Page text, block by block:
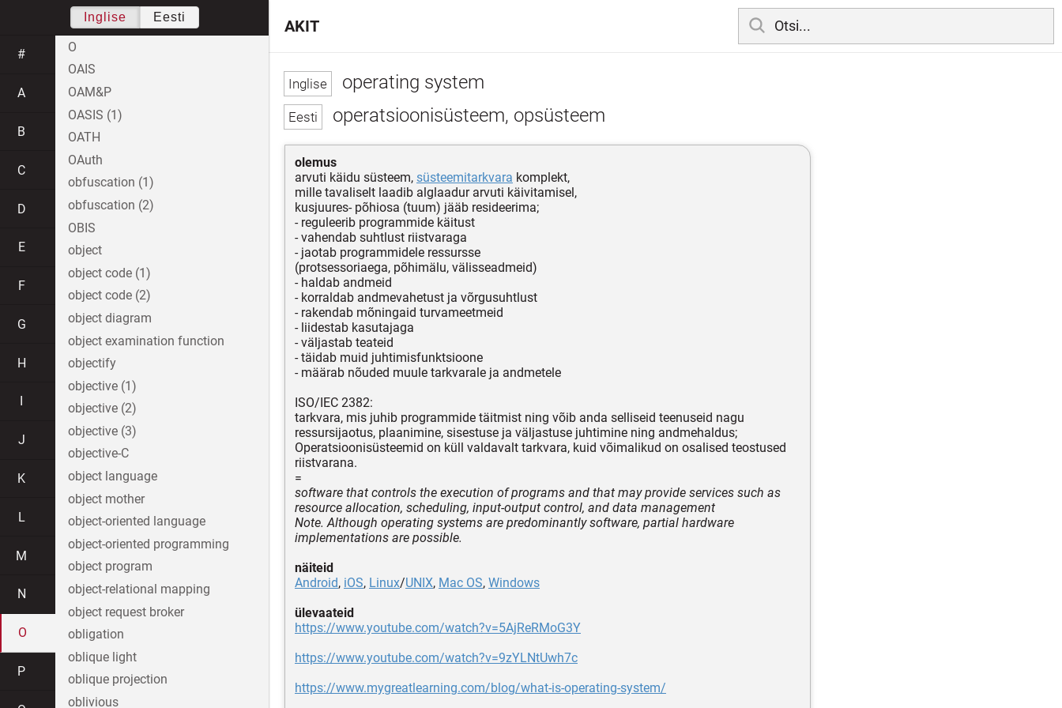
operating system
operatsioonisüsteem, opsüsteem
olemus
arvuti käidu süsteem, süsteemitarkvara komplekt,
mille tavaliselt laadib alglaadur arvuti käivitamisel,
kusjuures- põhiosa (tuum) jääb resideerima;
- reguleerib programmide käitust
- vahendab suhtlust riistvaraga
- jaotab programmidele ressursse
(protsessoriaega, põhimälu, välisseadmeid)
- haldab andmeid
- korraldab andmevahetust ja võrgusuhtlust
- rakendab mõningaid turvameetmeid
- liidestab kasutajaga
- väljastab teateid
- täidab muid juhtimisfunktsioone
- määrab nõuded muule tarkvarale ja andmetele
ISO/IEC 2382:
tarkvara, mis juhib programmide täitmist ning võib anda selliseid teenuseid nagu
ressursijaotus, plaanimine, sisestuse ja väljastuse juhtimine ning andmehaldus;
Operatsioonisüsteemid on küll valdavalt tarkvara, kuid võimalikud on osalised teostused
riistvarana.
=
software that controls the execution of programs and that may provide services such as
resource allocation, scheduling, input-output control, and data management
Note. Although operating systems are predominantly software, partial hardware
implementations are possible.
näiteid
Android, iOS, Linux/UNIX, Mac OS, Windows
ülevaateid
https://www.youtube.com/watch?v=5AjReRMoG3Y
https://www.youtube.com/watch?v=9zYLNtUwh7c
https://www.mygreatlearning.com/blog/what-is-operating-system/
AKIT
Inglise Eesti
#
A
B
C
D
E
F
G
H
J
K
L
M
N
O
P
O
OAIS
OAM&P
OASIS (1)
OATH
OAuth
obfuscation (1)
obfuscation (2)
OBIS
object
object code (1)
object code (2)
object diagram
object examination function
objectify
objective (1)
objective (2)
objective (3)
objective-C
object language
object mother
object-oriented language
object-oriented programming
object program
object-relational mapping
object request broker
obligation
oblique light
oblique projection
oblivious